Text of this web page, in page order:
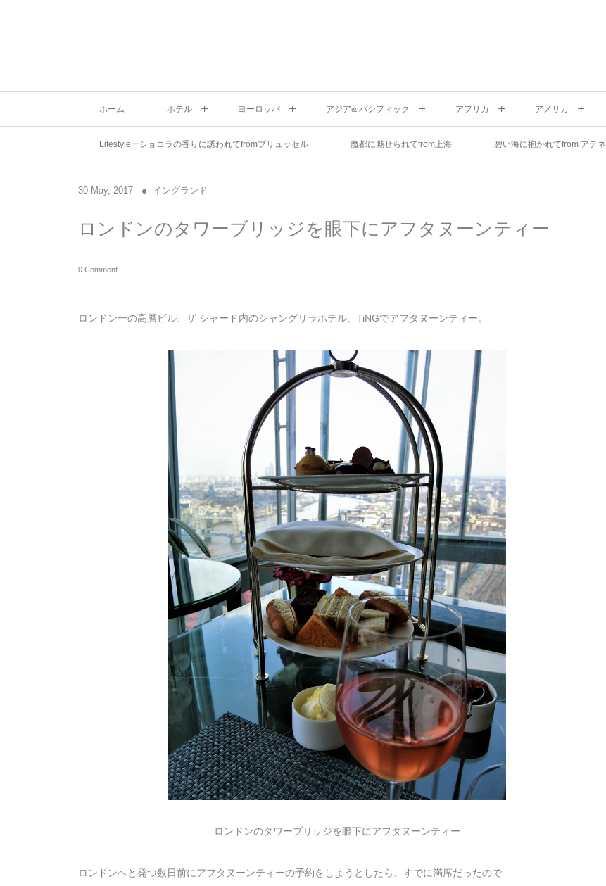
ホーム ホテル ヨーロッパ アジア& パシフィック アフリカ アメリカ
Lifestyleーショコラの香りに誘われてfromブリュッセル 魔都に魅せられてfrom上海 碧い海に抱かれてfrom アテネ
30 May, 2017 イングランド
ロンドンのタワーブリッジを眼下にアフタヌーンティー
0 Comment
ロンドン一の高層ビル、ザ シャード内のシャングリラホテル、TiNGでアフタヌーンティー。
ロンドンのタワーブリッジを眼下にアフタヌーンティー
ロンドンへと発つ数日前にアフタヌーンティーの予約をしようとしたら、すでに満席だったので